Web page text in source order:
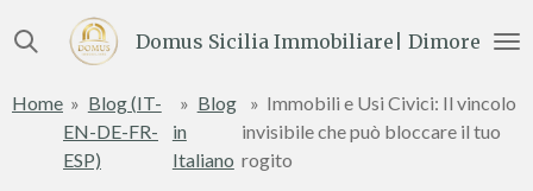
al
principale
Domus Sicilia Immobiliare| Dimore e
Home » Blog (IT-
EN-DE-FR-
ESP)
» Blog
in
Italiano
» Immobili e Usi Civici: Il vincolo
invisibile che può bloccare il tuo
rogito